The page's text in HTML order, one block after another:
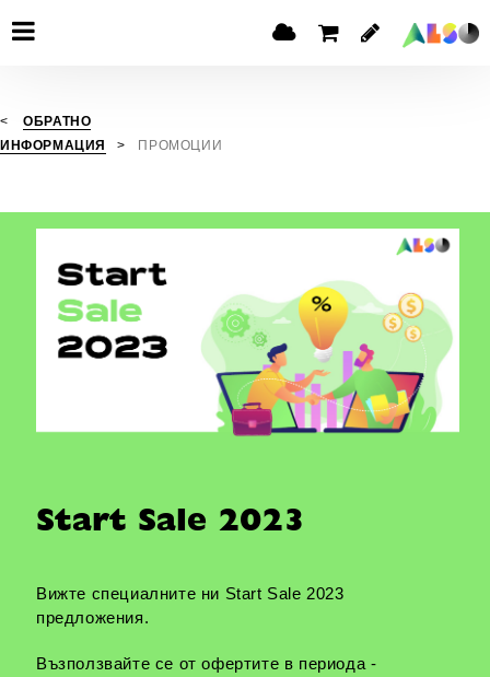
ОБРАТНО
ИНФОРМАЦИЯ
ПРОМОЦИИ
Start Sale 2023
Вижте специалните ни Start Sale 2023
предложения.
Възползвайте се от офертите в периода -